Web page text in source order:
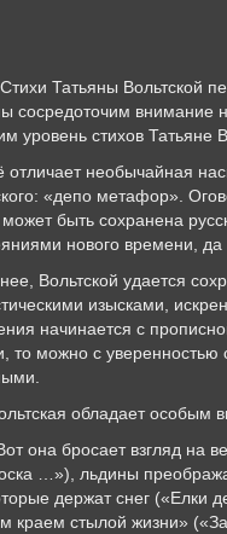
Вольтской
сосредоточим внимание
уровень стихов
отличает необычайная
«депо метафор».
может быть сохранена
нового времени, да
Вольтской удается
изысками,
начинается с
то можно с уверенностью
обладает особым
взгляд на
…»), льдины
держат снег («Елки
краем стылой жизни»